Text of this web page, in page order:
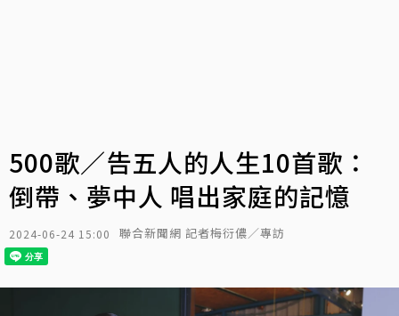
500歌／告五人的人生10首歌：
倒帶、夢中人 唱出家庭的記憶
2024-06-24 15:00 聯合新聞網 記者梅衍儂／專訪